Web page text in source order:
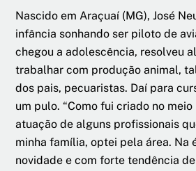
Nascido em Araçuaí (MG), José
infância sonhando ser piloto de
chegou a adolescência, resolveu
trabalhar com produção animal,
dos pais, pecuaristas. Daí para
um pulo. “Como fui criado no
atuação de alguns profissionais
minha família, optei pela área. Na
novidade e com forte tendência